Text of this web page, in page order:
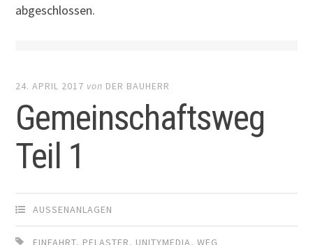
abgeschlossen.
24. APRIL 2017 von DER BAUHERR
Gemeinschaftsweg
Teil 1
AUSSENANLAGEN
EINFAHRT, PFLASTER, UNITYMEDIA,WEG